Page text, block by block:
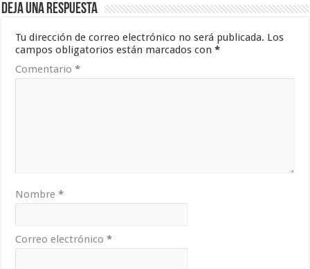
Deja una respuesta
Tu dirección de correo electrónico no será publicada. Los
campos obligatorios están marcados con*
Comentario*
Nombre*
Correo electrónico*